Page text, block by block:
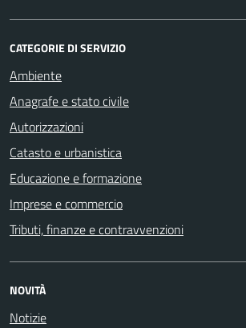
CATEGORIE DI SERVIZIO
Ambiente
Anagrafe e stato civile
Autorizzazioni
Catasto e urbanistica
Educazione e formazione
Imprese e commercio
Tributi, finanze e contravvenzioni
NOVITÀ
Notizie